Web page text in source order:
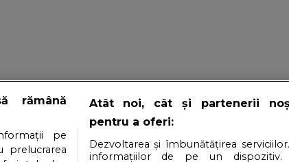
rămână
pe
prelucrarea
Atât noi, cât și partenerii
pentru a oferi:
Dezvoltarea și îmbunătățirea
informațiilor de pe un dispozitiv.